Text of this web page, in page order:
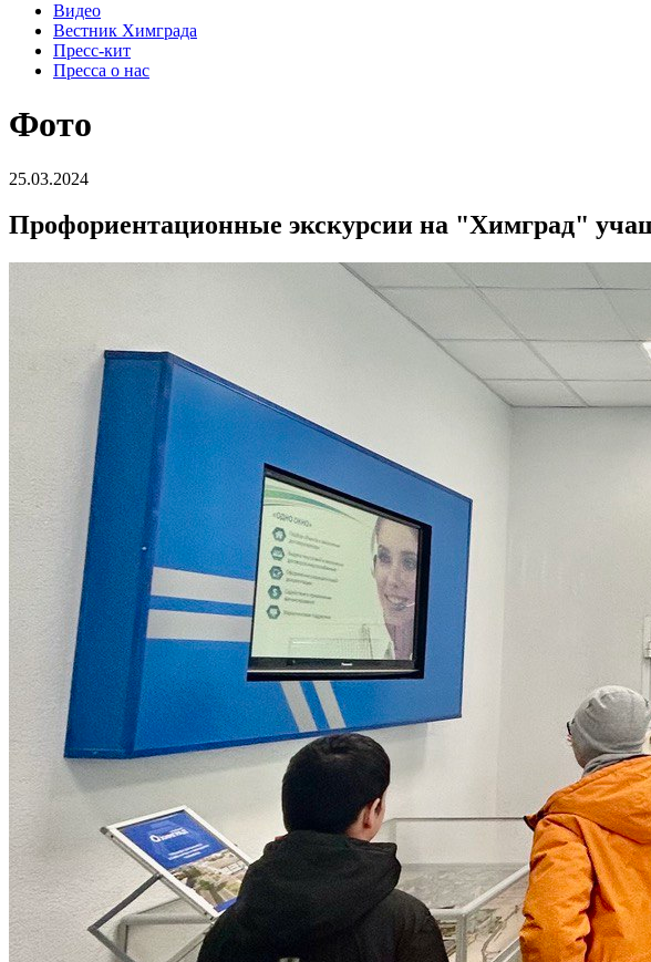
Видео
Вестник Химграда
Пресс-кит
Пресса о нас
Фото
25.03.2024
Профориентационные экскурсии на "Химград"